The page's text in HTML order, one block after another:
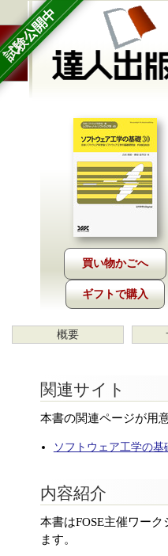
試験公開中
ギフトで購入
概要
関連サイト
本書の関連ページが用
ソフトウェア工学の基
内容紹介
本書はFOSE主催ワー
ます。